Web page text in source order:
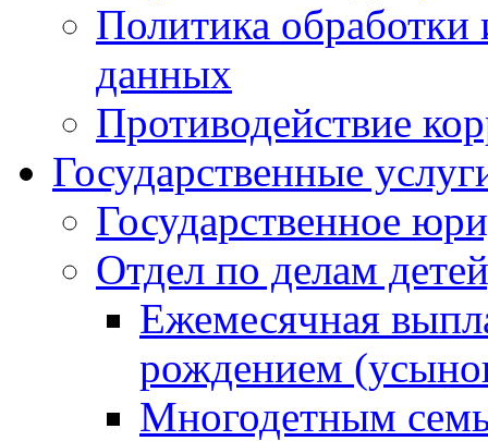
Политика
данных
Противодействие
Государственные
Государственное
Отдел по делам
Ежемесячная
рождением
Многодетным